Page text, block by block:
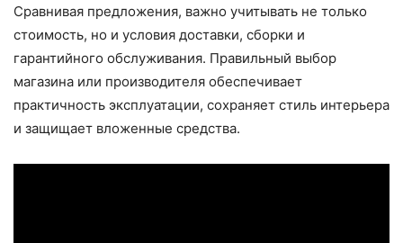
Сравнивая предложения, важно учитывать не только
стоимость, но и условия доставки, сборки и
гарантийного обслуживания. Правильный выбор
магазина или производителя обеспечивает
практичность эксплуатации, сохраняет стиль интерьера
и защищает вложенные средства.